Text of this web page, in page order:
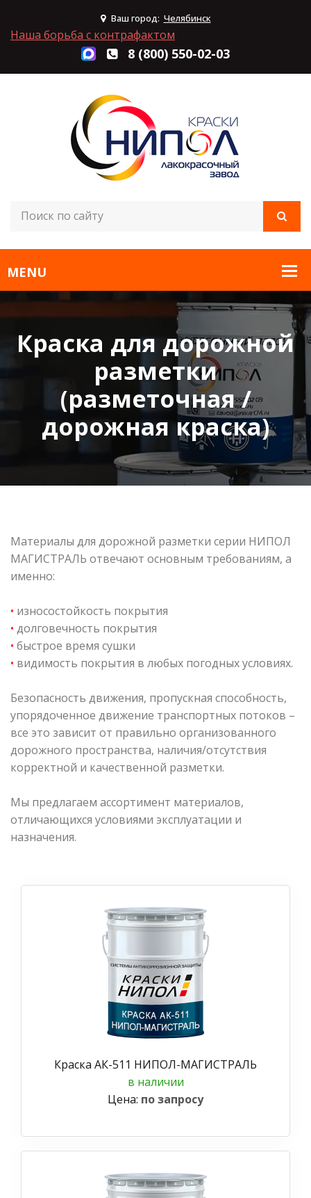
Ваш город: Челябинск
Наша борьба с контрафактом
8 (800) 550-02-03
Краска для дорожной
разметки
(разметочная /
дорожная краска)
Материалы для дорожной разметки серии НИПОЛ
МАГИСТРАЛЬ отвечают основным требованиям, а
именно:
• износостойкость покрытия
• долговечность покрытия
• быстрое время сушки
• видимость покрытия в любых погодных условиях.
Безопасность движения, пропускная способность,
упорядоченное движение транспортных потоков –
все это зависит от правильно организованного
дорожного пространства, наличия/отсутствия
корректной и качественной разметки.
Мы предлагаем ассортимент материалов,
отличающихся условиями эксплуатации и
назначения.
Краска АК-511 НИПОЛ-МАГИСТРАЛЬ
в наличии
Цена: по запросу